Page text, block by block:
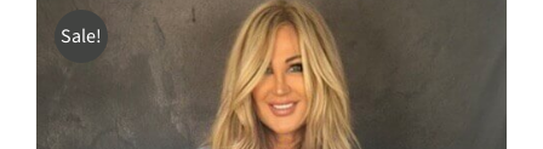
AKTUELLES
WARENKORB
Sale!